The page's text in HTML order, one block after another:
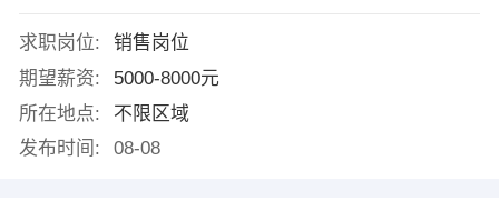
求职岗位:
销售岗位
期望薪资:
5000-8000元
所在地点:
不限区域
发布时间:
08-08